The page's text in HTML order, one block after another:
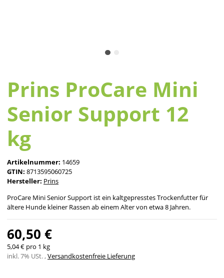
Prins ProCare Mini
Senior Support 12
kg
Artikelnummer: 14659
GTIN: 8713595060725
Hersteller: Prins
ProCare Mini Senior Support ist ein kaltgepresstes Trockenfutter für
ältere Hunde kleiner Rassen ab einem Alter von etwa 8 Jahren.
60,50 €
5,04 € pro 1 kg
inkl. 7% USt. ,Versandkostenfreie Lieferung